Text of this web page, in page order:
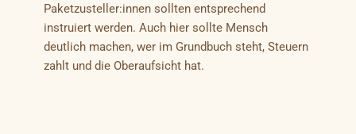
Paketzusteller:innen sollten entsprechend
instruiert werden. Auch hier sollte Mensch
deutlich machen, wer im Grundbuch steht, Steuern
zahlt und die Oberaufsicht hat.